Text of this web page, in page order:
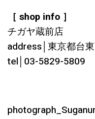
［ shop info ］
チガヤ蔵前店
address│東京都台
tel│03-5829-5809